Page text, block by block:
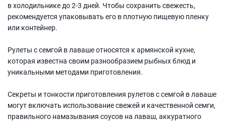
в холодильнике до 2-3 дней. Чтобы сохранить свежесть,
рекомендуется упаковывать его в плотную пищевую пленку
или контейнер.
Рулеты с семгой в лаваше относятся к армянской кухне,
которая известна своим разнообразием рыбных блюд и
уникальными методами приготовления.
Секреты и тонкости приготовления рулетов с семгой в лаваше
могут включать использование свежей и качественной семги,
правильного намазывания соусов на лаваш, аккуратного